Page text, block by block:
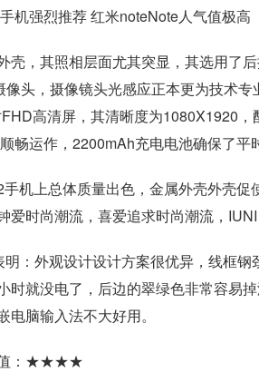
壳，其照相层面尤其突显，其选用了
头，摄像镜头光感应正本更为技术
高清屏，其清晰度为1080X1920
畅运作，2200mAh充电电池确保了平
机上总体质量出色，金属外壳外壳
爱时尚潮流，喜爱追求时尚潮流，
明：外观设计设计方案很优异，线框
时就没电了，后边的翠绿色非常容易
脑输入法不大好用。
值：★★★★